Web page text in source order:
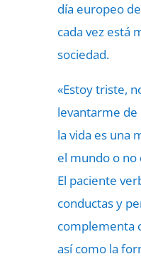
día europeo
cada vez está
sociedad.
«Estoy triste,
levantarme de
la vida es una
el mundo o no
El paciente
conductas y
complementa
así como la